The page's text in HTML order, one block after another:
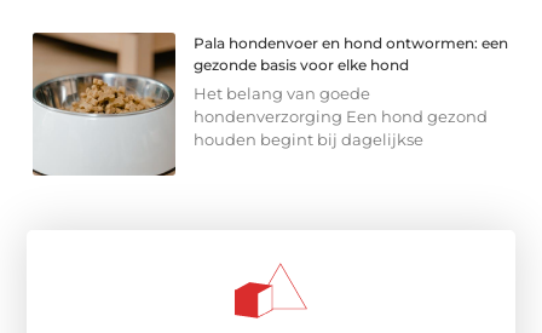
Pala hondenvoer en hond ontwormen: een
gezonde basis voor elke hond
Het belang van goede
hondenverzorging Een hond gezond
houden begint bij dagelijkse